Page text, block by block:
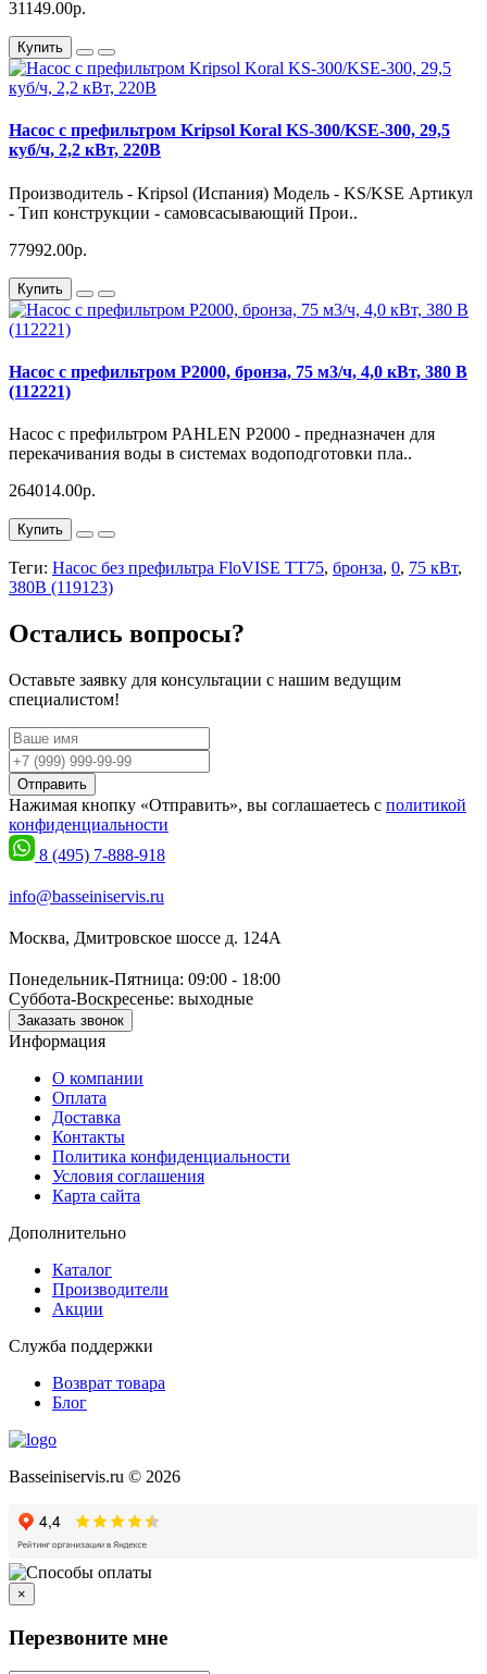
31149.00р.
Купить
Насос с префильтром Kripsol Koral KS-300/KSE-300, 29,5
куб/ч, 2,2 кВт, 220В
Производитель - Kripsol (Испания) Модель - KS/KSE Артикул
- Тип конструкции - самовсасывающий Прои..
77992.00р.
Купить
Насос с префильтром P2000, бронза, 75 м3/ч, 4,0 кВт, 380 В
(112221)
Насос с префильтром PAHLEN P2000 - предназначен для
перекачивания воды в системах водоподготовки пла..
264014.00р.
Купить
Теги: Насос без префильтра FloVISE TT75, бронза, 0, 75 кВт,
380В (119123)
Остались вопросы?
Оставьте заявку для консультации с нашим ведущим
специалистом!
Отправить
Нажимая кнопку «Отправить», вы соглашаетесь с политикой
конфиденциальности
8 (495) 7-888-918
info@basseiniservis.ru
Москва, Дмитровское шоссе д. 124А
Понедельник-Пятница: 09:00 - 18:00
Суббота-Воскресенье: выходные
Заказать звонок
Информация
О компании
Оплата
Доставка
Контакты
Политика конфиденциальности
Условия соглашения
Карта сайта
Дополнительно
Каталог
Производители
Акции
Служба поддержки
Возврат товара
Блог
Basseiniservis.ru © 2026
×
Перезвоните мне